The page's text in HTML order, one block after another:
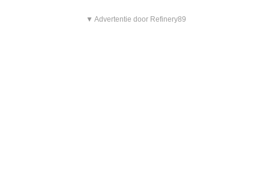
▼ Advertentie door Refinery89